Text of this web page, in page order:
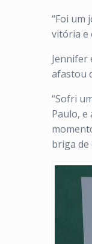
“Foi um
vitória e
Jennifer
afastou
“Sofri
Paulo, e
briga de